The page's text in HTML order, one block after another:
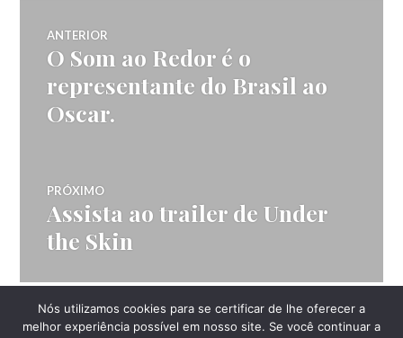
Navegação
de
Post
ANTERIOR
Post
O Som ao Redor é o
representante do Brasil ao
Oscar.
PRÓXIMO
Próximo
post:
Assista ao trailer de Under
the Skin
LATERAL
Nós utilizamos cookies para se certificar de lhe oferecer a
melhor experiência possível em nosso site. Se você continuar a